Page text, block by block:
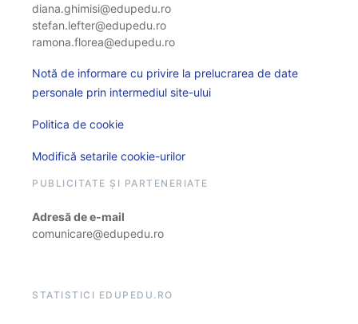
diana.ghimisi@edupedu.ro
stefan.lefter@edupedu.ro
ramona.florea@edupedu.ro
Notă de informare cu privire la prelucrarea de date
personale prin intermediul site-ului
Politica de cookie
Modifică setarile cookie-urilor
PUBLICITATE ȘI PARTENERIATE
Adresă de e-mail
comunicare@edupedu.ro
STATISTICI EDUPEDU.RO